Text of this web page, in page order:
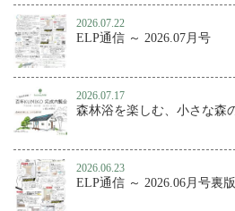
2026.07.22
ELP通信 ～ 2026.07月号
2026.07.17
2026.06.23
ELP通信 ～ 2026.06月号裏版